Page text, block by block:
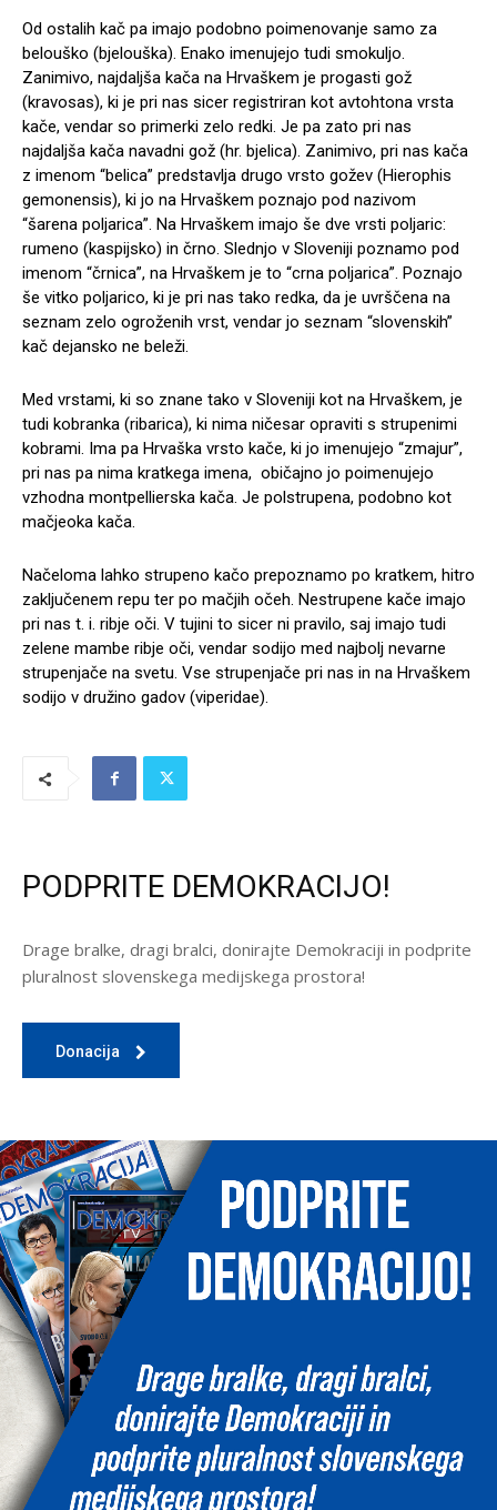
Od ostalih kač pa imajo podobno poimenovanje samo za
belouško (bjelouška). Enako imenujejo tudi smokuljo.
Zanimivo, najdaljša kača na Hrvaškem je progasti gož
(kravosas), ki je pri nas sicer registriran kot avtohtona vrsta
kače, vendar so primerki zelo redki. Je pa zato pri nas
najdaljša kača navadni gož (hr. bjelica). Zanimivo, pri nas kača
z imenom “belica” predstavlja drugo vrsto gožev (Hierophis
gemonensis), ki jo na Hrvaškem poznajo pod nazivom
“šarena poljarica”. Na Hrvaškem imajo še dve vrsti poljaric:
rumeno (kaspijsko) in črno. Slednjo v Sloveniji poznamo pod
imenom “črnica”, na Hrvaškem je to “crna poljarica”. Poznajo
še vitko poljarico, ki je pri nas tako redka, da je uvrščena na
seznam zelo ogroženih vrst, vendar jo seznam “slovenskih”
kač dejansko ne beleži.
Med vrstami, ki so znane tako v Sloveniji kot na Hrvaškem, je
tudi kobranka (ribarica), ki nima ničesar opraviti s strupenimi
kobrami. Ima pa Hrvaška vrsto kače, ki jo imenujejo “zmajur”,
pri nas pa nima kratkega imena, običajno jo poimenujejo
vzhodna montpellierska kača. Je polstrupena, podobno kot
mačjeoka kača.
Načeloma lahko strupeno kačo prepoznamo po kratkem, hitro
zaključenem repu ter po mačjih očeh. Nestrupene kače imajo
pri nas t. i. ribje oči. V tujini to sicer ni pravilo, saj imajo tudi
zelene mambe ribje oči, vendar sodijo med najbolj nevarne
strupenjače na svetu. Vse strupenjače pri nas in na Hrvaškem
sodijo v družino gadov (viperidae).
PODPRITE DEMOKRACIJO!
Drage bralke, dragi bralci, donirajte Demokraciji in podprite
pluralnost slovenskega medijskega prostora!
Donacija